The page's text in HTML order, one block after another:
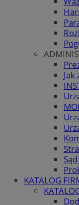
Jak
KATALOG